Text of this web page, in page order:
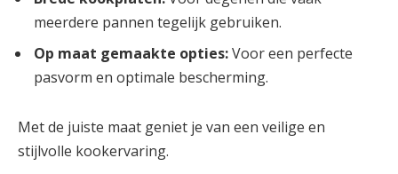
meerdere pannen tegelijk gebruiken.
Op maat gemaakte opties:Voor een perfecte
pasvorm en optimale bescherming.
Met de juiste maat geniet je van een veilige en
stijlvolle kookervaring.